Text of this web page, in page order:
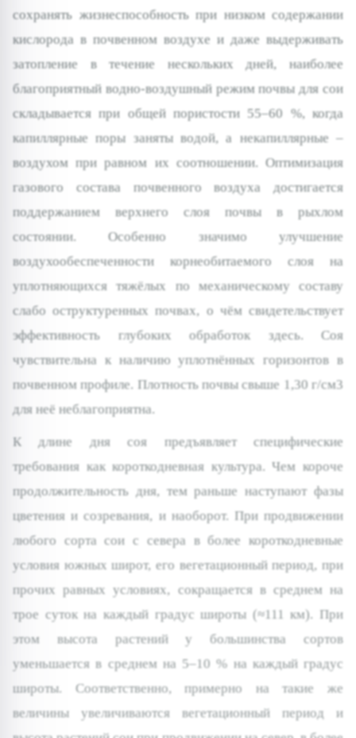
сохранять жизнеспособность при низком содержании
кислорода в почвенном воздухе и даже выдерживать
затопление в течение нескольких дней, наиболее
благоприятный водно-воздушный режим почвы для сои
складывается при общей пористости 55–60 %, когда
капиллярные поры заняты водой, а некапиллярные –
воздухом при равном их соотношении. Оптимизация
газового состава почвенного воздуха достигается
поддержанием верхнего слоя почвы в рыхлом
состоянии. Особенно значимо улучшение
воздухообеспеченности корнеобитаемого слоя на
уплотняющихся тяжёлых по механическому составу
слабо оструктуренных почвах, о чём свидетельствует
эффективность глубоких обработок здесь. Соя
чувствительна к наличию уплотнённых горизонтов в
почвенном профиле. Плотность почвы свыше 1,30 г/см3
для неё неблагоприятна.
К длине дня соя предъявляет специфические
требования как короткодневная культура. Чем короче
продолжительность дня, тем раньше наступают фазы
цветения и созревания, и наоборот. При продвижении
любого сорта сои с севера в более короткодневные
условия южных широт, его вегетационный период, при
прочих равных условиях, сокращается в среднем на
трое суток на каждый градус широты (≈111 км). При
этом высота растений у большинства сортов
уменьшается в среднем на 5–10 % на каждый градус
широты. Соответственно, примерно на такие же
величины увеличиваются вегетационный период и